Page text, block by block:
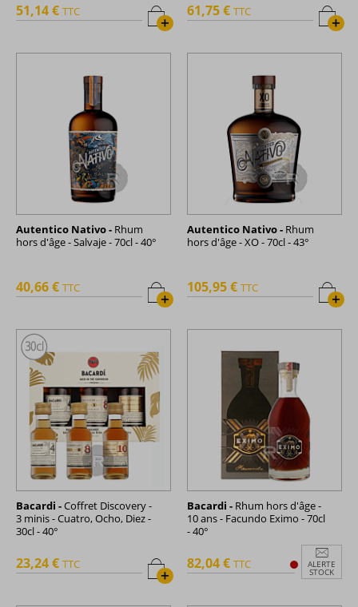
+
51,14 € TTC
+
61,75 € TTC
Autentico Nativo - Rhum
hors d'âge - Salvaje - 70cl - 40°
+
40,66 € TTC
Autentico Nativo - Rhum
hors d'âge - XO - 70cl - 43°
+
105,95 € TTC
Bacardi -Coffret Discovery -
3 minis - Cuatro, Ocho, Diez -
30cl - 40°
+
23,24 € TTC
Bacardi - Rhum hors d'âge -
10 ans - Facundo Eximo - 70cl
- 40°
ALERTE
STOCK
82,04 € TTC